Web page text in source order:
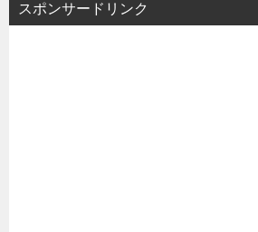
スポンサードリンク